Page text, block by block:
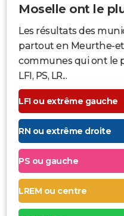
Moselle ont le
Les résultats des
partout en Meurthe-
communes qui ont le
LFI, PS, LR...
LFI ou extrême gauche
RN ou extrême droite
PS ou gauche
LREM ou centre